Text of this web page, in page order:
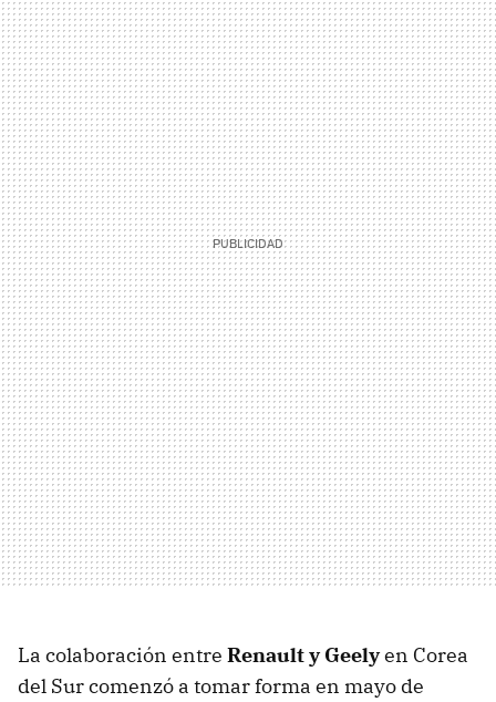
La colaboración entre Renault y Geelyen Corea
del Sur comenzó a tomar forma en mayo de